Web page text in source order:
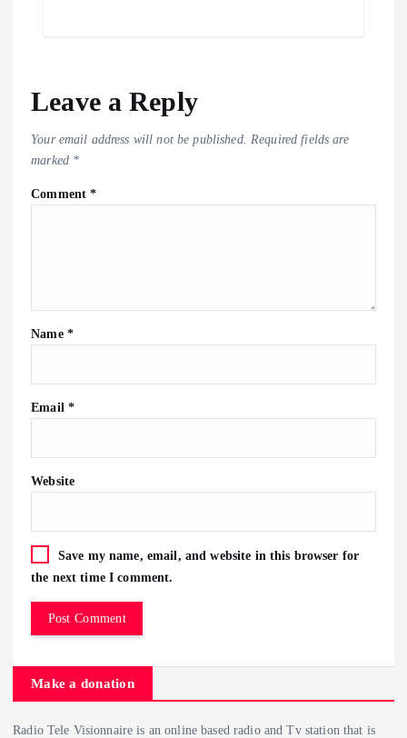
Leave a Reply
Your email address will not be published. Required fields are
marked *
Comment*
Name *
Email *
Website
Save my name, email, and website in this browser for
the next time I comment.
Make a donation
Radio Tele Visionnaire is an online based radio and Tv station that is